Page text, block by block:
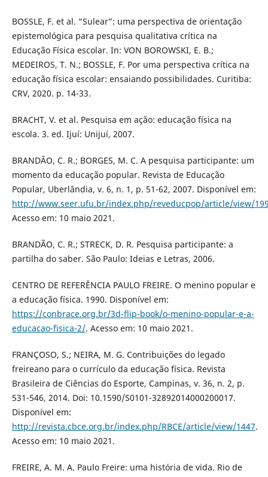
BOSSLE, F. et al. “Sulear”: uma perspectiva de orientação
epistemológica para pesquisa qualitativa crítica na
Educação Física escolar. In: VON BOROWSKI, E. B.;
MEDEIROS, T. N.; BOSSLE, F. Por uma perspectiva crítica na
educação física escolar: ensaiando possibilidades. Curitiba:
CRV, 2020. p. 14-33.
BRACHT, V. et al. Pesquisa em ação: educação física na
escola. 3. ed. Ijuí: Unijuí, 2007.
BRANDÃO, C. R.; BORGES, M. C. A pesquisa participante: um
momento da educação popular. Revista de Educação
Popular, Uberlândia, v. 6, n. 1, p. 51-62, 2007. Disponível em:
http://www.seer.ufu.br/index.php/reveducpop/article/view/
Acesso em: 10 maio 2021.
BRANDÃO, C. R.; STRECK, D. R. Pesquisa participante: a
partilha do saber. São Paulo: Ideias e Letras, 2006.
CENTRO DE REFERÊNCIA PAULO FREIRE. O menino popular e
a educação física. 1990. Disponível em:
https://conbrace.org.br/3d-flip-book/o-menino-popular-e-a-
educacao-fisica-2/. Acesso em: 10 maio 2021.
FRANÇOSO, S.; NEIRA, M. G. Contribuições do legado
freireano para o currículo da educação física. Revista
Brasileira de Ciências do Esporte, Campinas, v. 36, n. 2, p.
531-546, 2014. Doi: 10.1590/S0101-32892014000200017.
Disponível em:
http://revista.cbce.org.br/index.php/RBCE/article/view/1447.
Acesso em: 10 maio 2021.
FREIRE, A. M. A. Paulo Freire: uma história de vida. Rio de